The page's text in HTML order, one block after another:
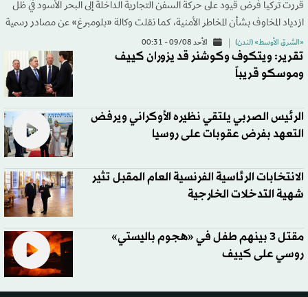
‌قررت تركيا ​فرض قيود على حركة السفن التجارية ‌الداخلة ‌إلى ​البحر ‌الأسود في ‌ظل
ازدياد المخاوف ‌بشأن المخاطر الأمنية، كما نقلت وكالة «بلومبرغ» عن مصادر رسمية
«الشرق الأوسط» (لندن) الأحد 09/08 - 00:31
تقرير: ويتكوف وكوشنر قد يزوران كييف
وموسكو قريباً
الرئيس الصربي يلتقي نظيره الأوكراني ويرفض
التعهد بفرض عقوبات على روسيا
الانتخابات الرئاسية الفرنسية العام المقبل تثير
شهية التدخلات الخارجية
مقتل 3 بينهم طفل في «هجوم باليستي»
روسي على كييف